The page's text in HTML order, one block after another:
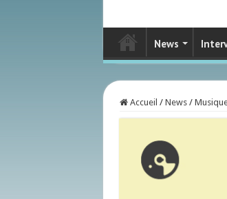
News
Accueil / News /